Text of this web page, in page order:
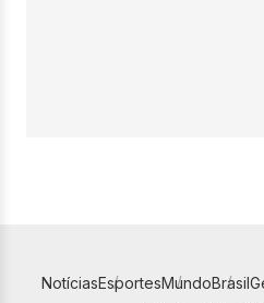
NotíciasEsportesMundoBrasil